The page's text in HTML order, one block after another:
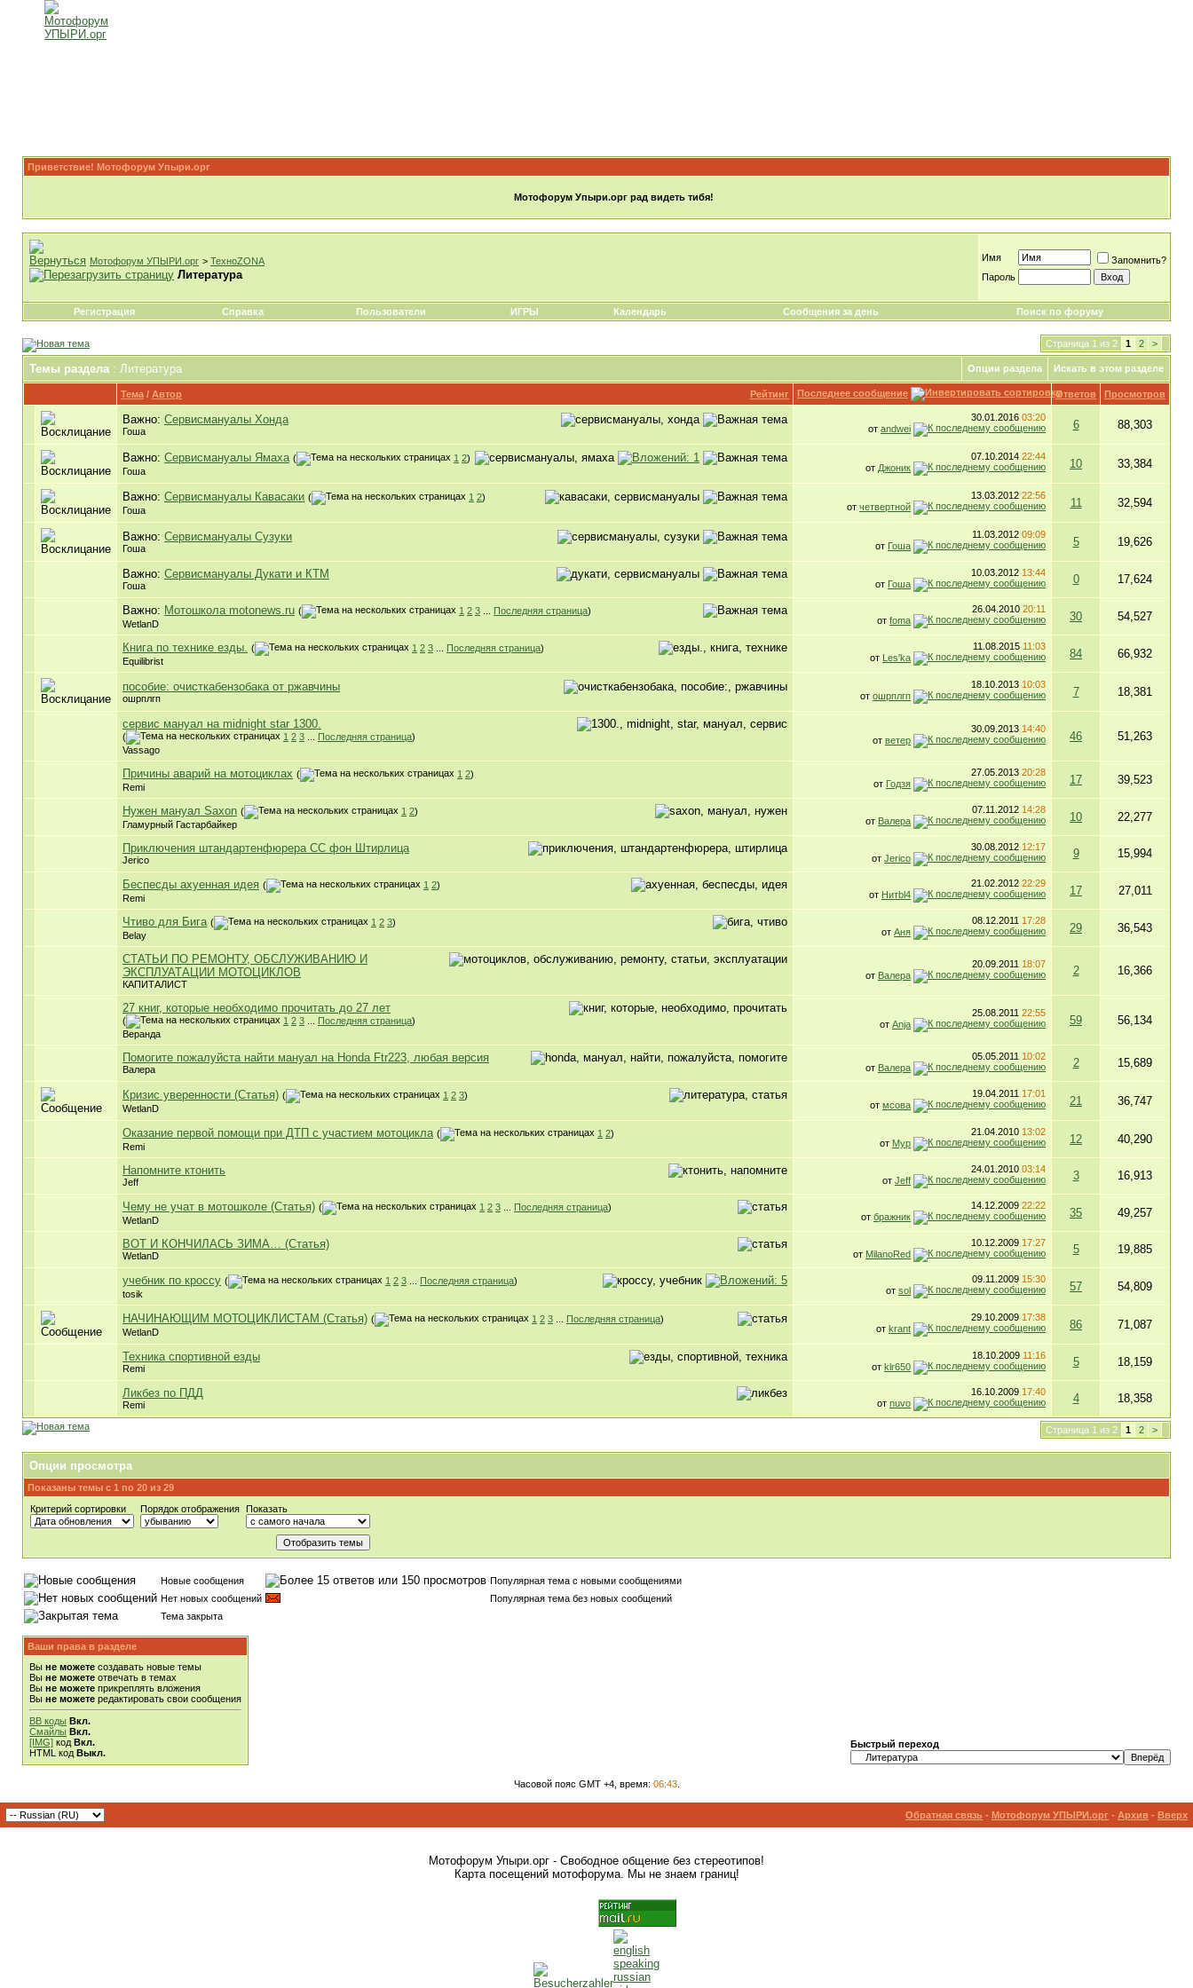
Приветствие! Мотофорум Упыри.орг
Мотофорум Упыри.орг рад видеть тибя!
Мотофорум УПЫРИ.орг > ТехноZONA
Литература
Имя
Запомнить?
Пароль
Регистрация Справка Пользователи ИГРЫ Календарь Сообщения за день Поиск по форуму
Страница 1 из 2 1 2 >
Темы раздела: Литература Опции раздела Искать в этом разделе
Рейтинг
Тема / Автор Последнее сообщение Ответов Просмотров
Важно: Сервисмануалы Хонда
Гоша
30.01.2016 03:20
от andwei 6 88,303
Важно: Сервисмануалы Ямаха ( 1 2)
Гоша
07.10.2014 22:44
от Джоник 10 33,384
Важно: Сервисмануалы Кавасаки ( 1 2)
Гоша
13.03.2012 22:56
от четвертной 11 32,594
Важно: Сервисмануалы Сузуки
Гоша
11.03.2012 09:09
от Гоша 5 19,626
Важно: Сервисмануалы Дукати и КТМ
Гоша
10.03.2012 13:44
от Гоша 0 17,624
Важно: Мотошкола motonews.ru ( 1 2 3 Последняя страница)
WetlanD
26.04.2010 20:11
от foma 30 54,527
Книга по технике езды. ( 1 2 3 Последняя страница)
Equilibrist
11.08.2015 11:03
от Les'ka 84 66,932
пособие: очисткабензобака от ржавчины
ошрплгп
18.10.2013 10:03
от ошрплгп 7 18,381
сервис мануал на midnight star 1300.
( 1 2 3 Последняя страница)
Vassago
30.09.2013 14:40
от ветер 46 51,263
Причины аварий на мотоциклах ( 1 2)
Remi
27.05.2013 20:28
от Годзя 17 39,523
Нужен мануал Saxon ( 1 2)
Гламурный Гастарбайкер
07.11.2012 14:28
от Валера 10 22,277
Приключения штандартенфюрера СС фон Штирлица
Jerico
30.08.2012 12:17
от Jerico 9 15,994
Беспесды ахуенная идея ( 1 2)
Remi
21.02.2012 22:29
от Нитbl4 17 27,011
Чтиво для Бига ( 1 2 3)
Belay
08.12.2011 17:28
от Аня 29 36,543
СТАТЬИ ПО РЕМОНТУ, ОБСЛУЖИВАНИЮ И
ЭКСПЛУАТАЦИИ МОТОЦИКЛОВ
КАПИТАЛИСТ
20.09.2011 18:07
от Валера 2 16,366
27 книг, которые необходимо прочитать до 27 лет
( 1 2 3 Последняя страница)
Веранда
25.08.2011 22:55
от Anja 59 56,134
Помогите пожалуйста найти мануал на Honda Ftr223, любая версия
Валера
05.05.2011 10:02
от Валера 2 15,689
Кризис уверенности (Статья) ( 1 2 3)
WetlanD
19.04.2011 17:01
от мсова 21 36,747
Оказание первой помощи при ДТП с участием мотоцикла ( 1 2)
Remi
21.04.2010 13:02
от Myp 12 40,290
Напомните ктонить
Jeff
24.01.2010 03:14
от Jeff 3 16,913
Чему не учат в мотошколе (Статья) ( 1 2 3 Последняя страница)
WetlanD
14.12.2009 22:22
от бражник 35 49,257
ВОТ И КОНЧИЛАСЬ ЗИМА… (Статья)
WetlanD
10.12.2009 17:27
от MilanoRed 5 19,885
учебник по кроссу ( 1 2 3 Последняя страница)
tosik
09.11.2009 15:30
от sol 57 54,809
НАЧИНАЮЩИМ МОТОЦИКЛИСТАМ (Статья) ( 1 2 3 Последняя страница)
WetlanD
29.10.2009 17:38
от krant 86 71,087
Техника спортивной езды
Remi
18.10.2009 11:16
от klr650 5 18,159
Ликбез по ПДД
Remi
16.10.2009 17:40
от nuvo 4 18,358
Страница 1 из 2 1 2 >
Опции просмотра
Показаны темы с 1 по 20 из 29
Критерий сортировки
Порядок отображения Показать
Новые сообщения
Популярная тема с новыми сообщениями
Нет новых сообщений
Популярная тема без новых сообщений
Тема закрыта
Ваши права в разделе
Вы не можете создавать новые темы
Вы не можете отвечать в темах
Вы не можете прикреплять вложения
Вы не можете редактировать свои сообщения
BB коды Вкл.
Смайлы Вкл.
[IMG] код Вкл.
HTML код Выкл.
Быстрый переход
Часовой пояс GMT +4, время: 06:43.
Обратная связь - Мотофорум УПЫРИ.орг - Архив - Вверх
Мотофорум Упыри.орг - Свободное общение без стереотипов!
Карта посещений мотофорума. Мы не знаем границ!